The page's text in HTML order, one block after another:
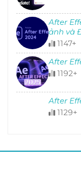
After
ảnh và
1147+
After
1192+
After
1129+